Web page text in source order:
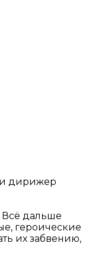
дирижер
Всё дальше
героические
их забвению,